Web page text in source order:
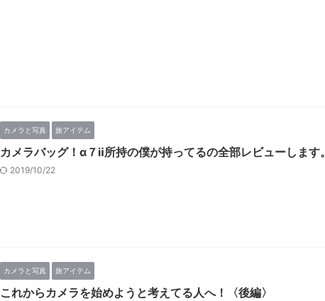
カメラと写真 旅アイテム
カメラバッグ！α７ⅱ所持の僕が持ってるの全部レビューします。
2019/10/22
カメラと写真 旅アイテム
これからカメラを始めようと考えてる人へ！〈後編〉